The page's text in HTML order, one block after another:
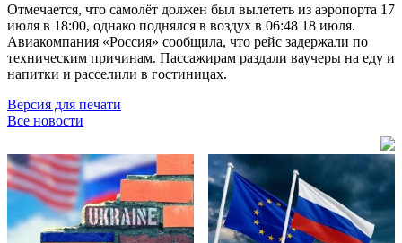
Отмечается, что самолёт должен был вылететь из аэропорта 17
июля в 18:00, однако поднялся в воздух в 06:48 18 июля.
Авиакомпания «Россия» сообщила, что рейс задержали по
техническим причинам. Пассажирам раздали ваучеры на еду и
напитки и расселили в гостиницах.
Версия для печати
Все новости